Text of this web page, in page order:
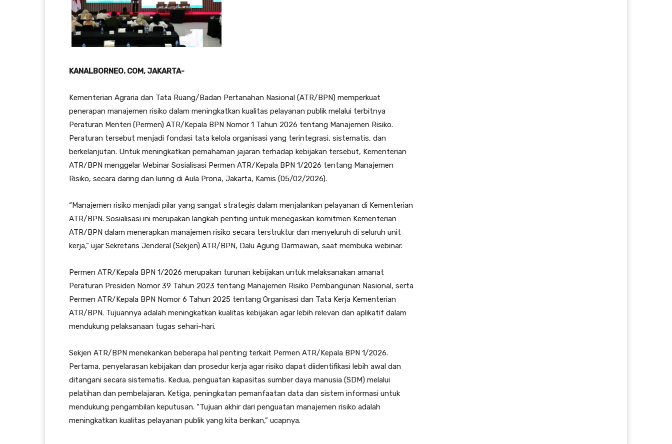
KANALBORNEO. COM, JAKARTA-
Kementerian Agraria dan Tata Ruang/Badan Pertanahan Nasional (ATR/BPN) memperkuat
penerapan manajemen risiko dalam meningkatkan kualitas pelayanan publik melalui terbitnya
Peraturan Menteri (Permen) ATR/Kepala BPN Nomor 1 Tahun 2026 tentang Manajemen Risiko.
Peraturan tersebut menjadi fondasi tata kelola organisasi yang terintegrasi, sistematis, dan
berkelanjutan. Untuk meningkatkan pemahaman jajaran terhadap kebijakan tersebut, Kementerian
ATR/BPN menggelar Webinar Sosialisasi Permen ATR/Kepala BPN 1/2026 tentang Manajemen
Risiko, secara daring dan luring di Aula Prona, Jakarta, Kamis (05/02/2026).
“Manajemen risiko menjadi pilar yang sangat strategis dalam menjalankan pelayanan di Kementerian
ATR/BPN. Sosialisasi ini merupakan langkah penting untuk menegaskan komitmen Kementerian
ATR/BPN dalam menerapkan manajemen risiko secara terstruktur dan menyeluruh di seluruh unit
kerja,” ujar Sekretaris Jenderal (Sekjen) ATR/BPN, Dalu Agung Darmawan, saat membuka webinar.
Permen ATR/Kepala BPN 1/2026 merupakan turunan kebijakan untuk melaksanakan amanat
Peraturan Presiden Nomor 39 Tahun 2023 tentang Manajemen Risiko Pembangunan Nasional, serta
Permen ATR/Kepala BPN Nomor 6 Tahun 2025 tentang Organisasi dan Tata Kerja Kementerian
ATR/BPN. Tujuannya adalah meningkatkan kualitas kebijakan agar lebih relevan dan aplikatif dalam
mendukung pelaksanaan tugas sehari-hari.
Sekjen ATR/BPN menekankan beberapa hal penting terkait Permen ATR/Kepala BPN 1/2026.
Pertama, penyelarasan kebijakan dan prosedur kerja agar risiko dapat diidentifikasi lebih awal dan
ditangani secara sistematis. Kedua, penguatan kapasitas sumber daya manusia (SDM) melalui
pelatihan dan pembelajaran. Ketiga, peningkatan pemanfaatan data dan sistem informasi untuk
mendukung pengambilan keputusan. “Tujuan akhir dari penguatan manajemen risiko adalah
meningkatkan kualitas pelayanan publik yang kita berikan,” ucapnya.